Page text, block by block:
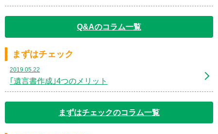
Q&Aのコラム一覧
まずはチェック
2019.05.22
｢遺言書作成｣4つのメリット
まずはチェックのコラム一覧